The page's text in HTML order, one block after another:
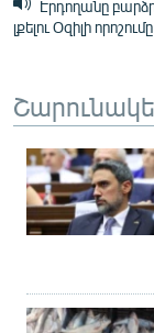
Էրդողանը
լքելու Օզիլի որոշումը